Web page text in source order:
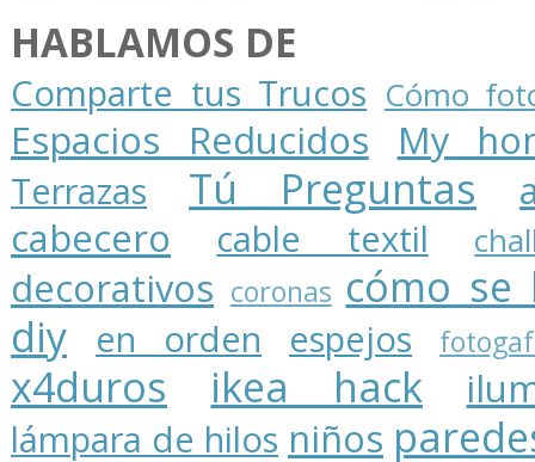
HABLAMOS DE
Comparte tus Trucos Cómo
Espacios Reducidos My
Terrazas Tú Preguntas
cabecero
cable textil
decorativos coronas cómo se
diy
en orden espejos
x4duros ikea hack
lámpara de hilos niños